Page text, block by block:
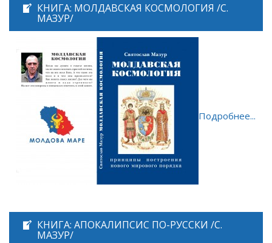
КНИГА: МОЛДАВСКАЯ КОСМОЛОГИЯ /С.
МАЗУР/
Подробнее...
КНИГА: АПОКАЛИПСИС ПО-РУССКИ /С.
МАЗУР/